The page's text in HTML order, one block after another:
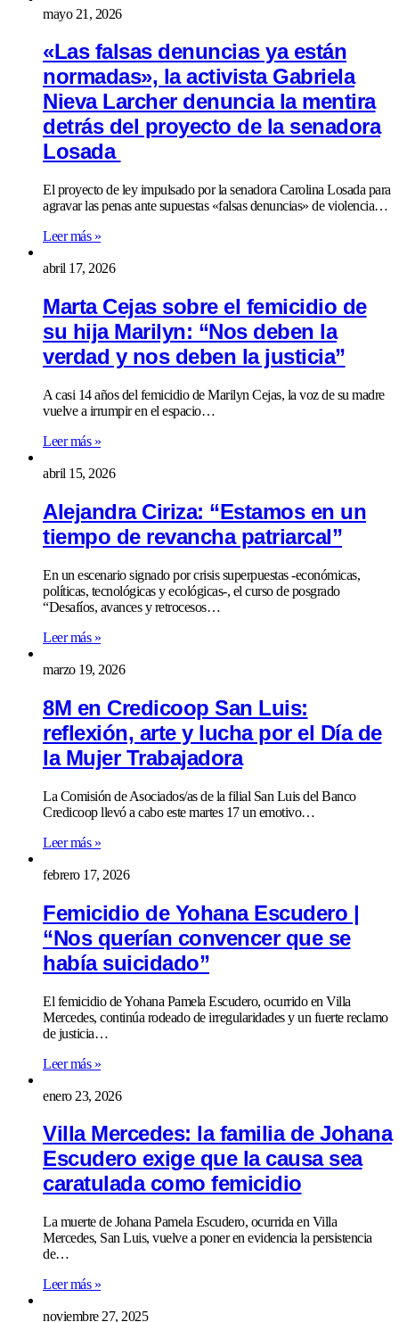
mayo 21, 2026
«Las falsas denuncias ya están
normadas», la activista Gabriela
Nieva Larcher denuncia la mentira
detrás del proyecto de la senadora
Losada
El proyecto de ley impulsado por la senadora Carolina Losada para
agravar las penas ante supuestas «falsas denuncias» de violencia…
Leer más »
abril 17, 2026
Marta Cejas sobre el femicidio de
su hija Marilyn: “Nos deben la
verdad y nos deben la justicia”
A casi 14 años del femicidio de Marilyn Cejas, la voz de su madre
vuelve a irrumpir en el espacio…
Leer más »
abril 15, 2026
Alejandra Ciriza: “Estamos en un
tiempo de revancha patriarcal”
En un escenario signado por crisis superpuestas -económicas,
políticas, tecnológicas y ecológicas-, el curso de posgrado
“Desafíos, avances y retrocesos…
Leer más »
marzo 19, 2026
8M en Credicoop San Luis:
reflexión, arte y lucha por el Día de
la Mujer Trabajadora
La Comisión de Asociados/as de la filial San Luis del Banco
Credicoop llevó a cabo este martes 17 un emotivo…
Leer más »
febrero 17, 2026
Femicidio de Yohana Escudero |
“Nos querían convencer que se
había suicidado”
El femicidio de Yohana Pamela Escudero, ocurrido en Villa
Mercedes, continúa rodeado de irregularidades y un fuerte reclamo
de justicia…
Leer más »
enero 23, 2026
Villa Mercedes: la familia de Johana
Escudero exige que la causa sea
caratulada como femicidio
La muerte de Johana Pamela Escudero, ocurrida en Villa
Mercedes, San Luis, vuelve a poner en evidencia la persistencia
de…
Leer más »
noviembre 27, 2025